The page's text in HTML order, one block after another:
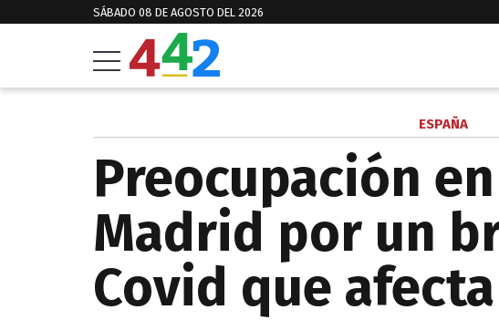
SÁBADO 08 DE AGOSTO DEL 2026
ESPAÑA
Preocupación
Madrid por un
Covid que